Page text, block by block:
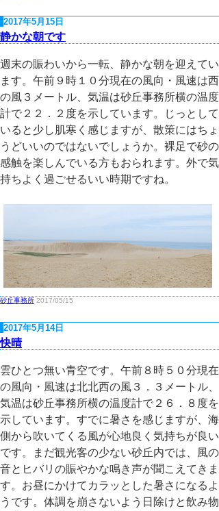
2017年5月15日
静かな朝です
週末の賑わいから一転、静かな朝を迎えてい
ます。午前９時１０分現在の風向・風速は西
の風３メートル、気温は砂丘事務所横の温度
計で２２．２度を示しています。じっとして
いると少し肌寒く感じますが、散策にはちょ
うどいいのではないでしょうか。裸足で砂の
感触を楽しんでいる方もおられます。外で気
持ちよく過ごせるいい時期ですね。
砂丘事務所 2017/05/15
2017年5月14日
快晴
雲ひとつ無い青空です。午前８時５０分現在
の風向・風速は北北西の風３．３メートル、
気温は砂丘事務所横の温度計で２６．８度を
示しています。すでに暑さを感じますが、海
側から吹いてくる風が心地良く気持ちが良い
です。まだ観光客の少ない砂丘内では、風の
音とヒバリの賑やかな鳴き声が聞こえてきま
す。お昼にかけてカラッとした暑さになるよ
うです。体調を崩さないよう日除けと飲み物